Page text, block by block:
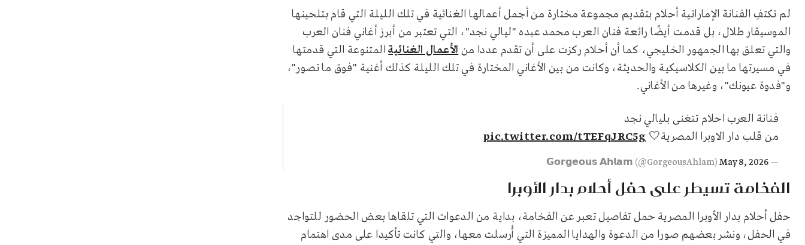
لم تكتفِ الفنانة الإماراتية أحلام بتقديم مجموعة مختارة من أجمل أعمالها الغنائية في تلك الليلة التي قام بتلحينها
الموسيقار طلال، بل قدمت أيضًا رائعة فنان العرب محمد عبده "ليالي نجد"، التي تعتبر من أبرز أغاني فنان العرب
والتي تعلق بها الجمهور الخليجي، كما أن أحلام ركزت على أن تقدم عددا منالأعمال الغنائيةالمتنوعة التي قدمتها
في مسيرتها ما بين الكلاسيكية والحديثة، وكانت من بين الأغاني المختارة في تلك الليلة كذلك أغنية "فوق ما تصور"،
و"فدوة عيونك"، وغيرها من الأغاني.
فنانة العرب احلام تتغنى بليالي نجد
من قلب دار الاوبرا المصرية🤍pic.twitter.com/tTEFqJRC5g
— 𝗚𝗼𝗿𝗴𝗲𝗼𝘂𝘀 𝗔𝗵𝗹𝗮𝗺 (@GorgeousAhlam)
May 8, 2026
الفخامة تسيطر على حفل أحلام بدار الأوبرا
حفل أحلام بدار الأوبرا المصرية حمل تفاصيل تعبر عن الفخامة، بداية من الدعوات التي تلقاها بعض الحضور للتواجد
في الحفل، ونشر بعضهم صورا من الدعوة والهدايا المميزة التي أُرسلت معها، والتي كانت تأكيدا على مدى اهتمام